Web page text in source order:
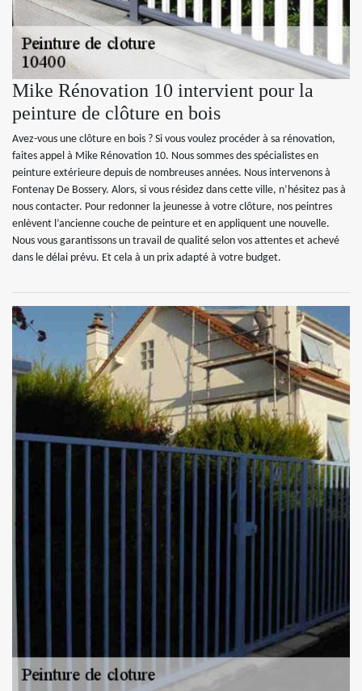
Mike Rénovation 10 intervient pour la
peinture de clôture en bois
Avez-vous une clôture en bois ? Si vous voulez procéder à sa rénovation,
faites appel à Mike Rénovation 10. Nous sommes des spécialistes en
peinture extérieure depuis de nombreuses années. Nous intervenons à
Fontenay De Bossery. Alors, si vous résidez dans cette ville, n’hésitez pas à
nous contacter. Pour redonner la jeunesse à votre clôture, nos peintres
enlèvent l’ancienne couche de peinture et en appliquent une nouvelle.
Nous vous garantissons un travail de qualité selon vos attentes et achevé
dans le délai prévu. Et cela à un prix adapté à votre budget.